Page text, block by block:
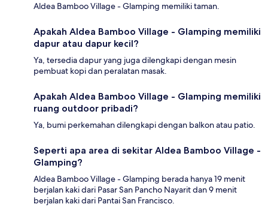
Aldea Bamboo Village - Glamping memiliki taman.
Apakah Aldea Bamboo Village - Glamping memiliki
dapur atau dapur kecil?
Ya, tersedia dapur yang juga dilengkapi dengan mesin
pembuat kopi dan peralatan masak.
Apakah Aldea Bamboo Village - Glamping memiliki
ruang outdoor pribadi?
Ya, bumi perkemahan dilengkapi dengan balkon atau patio.
Seperti apa area di sekitar Aldea Bamboo Village -
Glamping?
Aldea Bamboo Village - Glamping berada hanya 19 menit
berjalan kaki dari Pasar San Pancho Nayarit dan 9 menit
berjalan kaki dari Pantai San Francisco.